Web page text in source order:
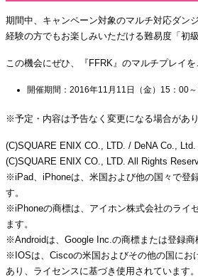
期間中、キャンペーン対象のマルチ対応ダン
経験の方でもお楽しみいただける難易度「初
この機会にぜひ、『FFRK』のマルチプレイを
開催期間：2016年11月11日（金）15：00
※予定・内容は予告なく変更になる場合があり
(C)SQUARE ENIX CO., LTD. / DeNA Co., Ltd.
(C)SQUARE ENIX CO., LTD. All Rights
※iPad、iPhoneは、米国および他の国々で登
す。
※iPhoneの商標は、アイホン株式会社のライ
ます。
※Androidは、Google Inc.の商標または登録商
※IOSは、Ciscoの米国およびその他の国にお
あり、ライセンスに基づき使用されています。